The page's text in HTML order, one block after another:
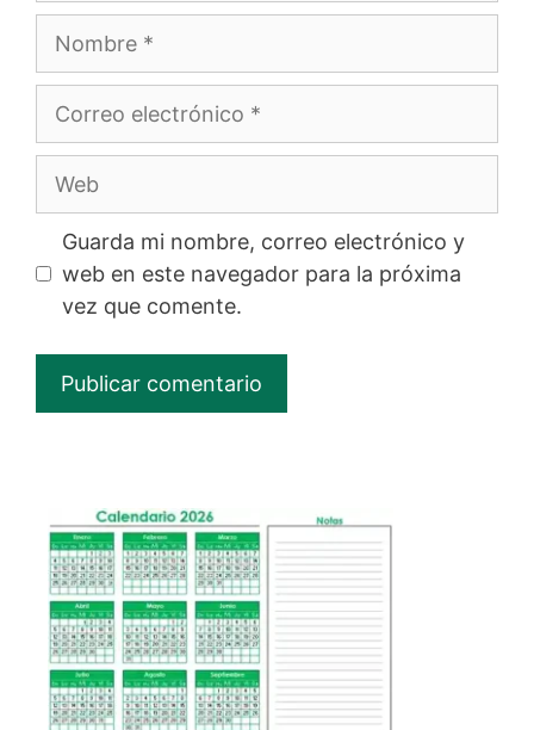
Correo
electrónico
Guarda mi nombre, correo electrónico y
web en este navegador para la próxima
vez que comente.